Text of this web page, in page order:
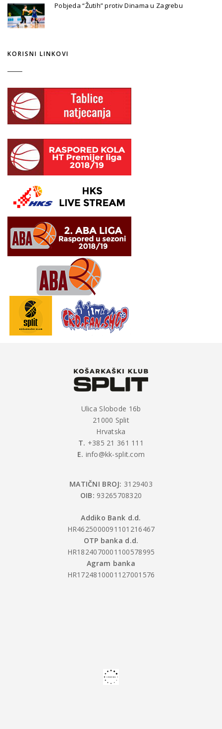
Pobjeda “Žutih” protiv Dinama u Zagrebu
KORISNI LINKOVI
Ulica Slobode 16b
21000 Split
Hrvatska
T. +385 21 361 111
E. info@kk-split.com
MATIČNI BROJ: 3129403
OIB: 93265708320
Addiko Bank d.d.
HR4625000091101216467
OTP banka d.d.
HR1824070001100578995
Agram banka
HR1724810001127001576